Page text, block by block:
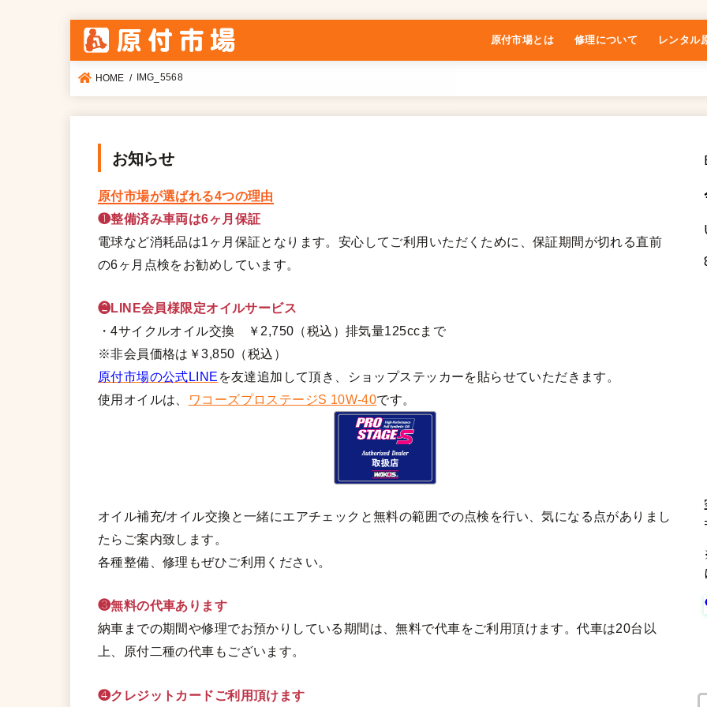
原付市場とは 修理について レンタル
HOME IMG_5568
お知らせ
原付市場が選ばれる4つの理由
❶整備済み車両は6ヶ月保証
電球など消耗品は1ヶ月保証となります。安心してご利用いただくために、保証期間が切れる直前
の6ヶ月点検をお勧めしています。
❷LINE会員様限定オイルサービス
・4サイクルオイル交換 ￥2,750（税込）排気量125ccまで
※非会員価格は￥3,850（税込）
原付市場の公式LINE を友達追加して頂き、ショップステッカーを貼らせていただきます。
使用オイルは、
ワコーズプロステージS 10W-40です。
オイル補充/オイル交換と一緒にエアチェックと無料の範囲での点検を行い、気になる点がありまし
たらご案内致します。
各種整備、修理もぜひご利用ください。
❸無料の代車あります
納車までの期間や修理でお預かりしている期間は、無料で代車をご利用頂けます。代車は20台以
上、原付二種の代車もございます。
❹クレジットカードご利用頂けます